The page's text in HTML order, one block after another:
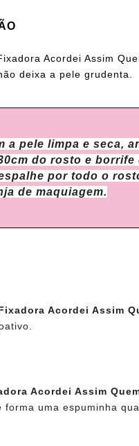
Acordei Assim
deixa a pele grudenta.
a pele limpa e seca,
do rosto e borrife
por todo o
de maquiagem.
Acordei Assim
Acordei Assim
forma uma espuminha